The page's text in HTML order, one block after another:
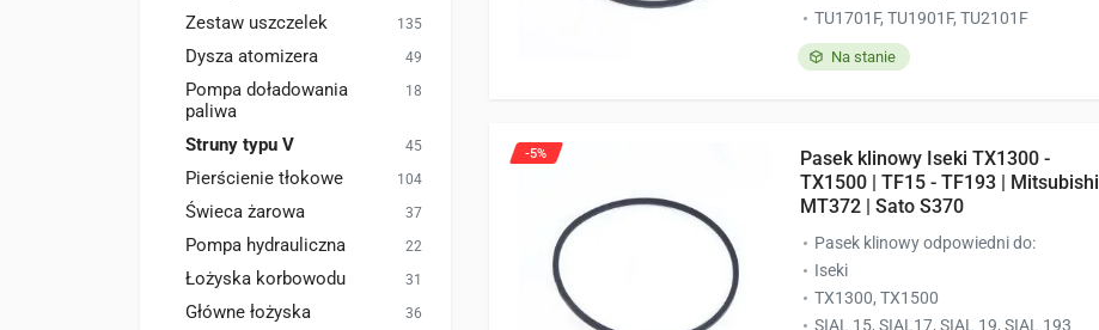
Zestaw uszczelek 135
Dysza atomizera 49
Pompa doładowania
paliwa
18
Struny typu V 45
Pierścienie tłokowe 104
Świeca żarowa 37
Pompa hydrauliczna 22
Łożyska korbowodu 31
Główne łożyska 36
Na stanie
TU1701F, TU1901F, TU2101F
-5%
Pasek klinowy Iseki TX1300 -
TX1500 | TF15 - TF193 | Mitsubishi
MT372 | Sato S370
Pasek klinowy odpowiedni do:
Iseki
TX1300, TX1500
SIAL 15, SIAL17, SIAL 19, SIAL 193